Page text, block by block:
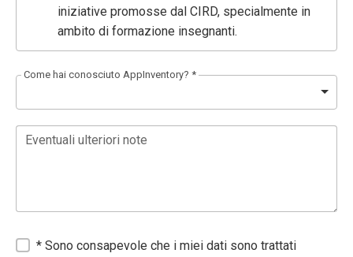
iniziative promosse dal CIRD, specialmente in
ambito di formazione insegnanti.
Come hai conosciuto AppInventory? *
Eventuali ulteriori note
* Sono consapevole che i miei dati sono trattati